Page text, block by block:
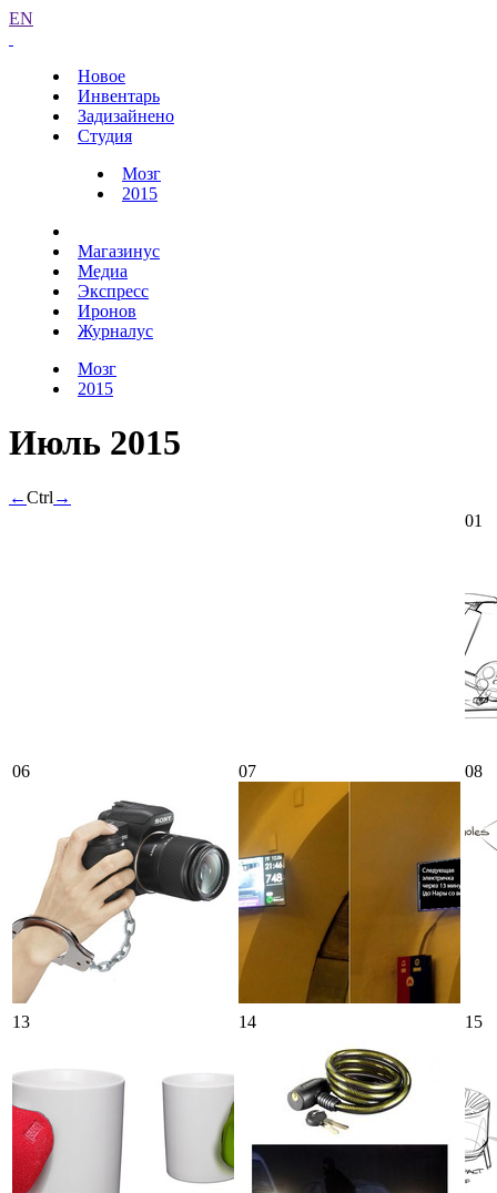
EN
Новое
Инвентарь
Задизайнено
Студия
Мозг
2015
Магазинус
Медиа
Экспресс
Иронов
Журналус
Мозг
2015
Июль 2015
←Ctrl →
01
06 07 08
13 14 15